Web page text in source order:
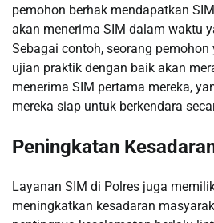
pemohon berhak mendapatkan
akan menerima SIM dalam waktu
Sebagai contoh, seorang
ujian praktik dengan baik akan
menerima SIM pertama mereka,
mereka siap untuk berkendara
Peningkatan
Layanan SIM di Polres juga
meningkatkan kesadaran